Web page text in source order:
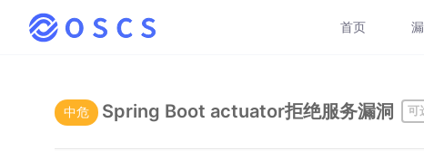
首页
中危 Spring Boot actuator拒绝服务漏洞 可